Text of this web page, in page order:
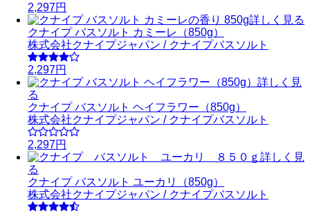
2,297円
詳しく見る
クナイプ バスソルト カミーレ（850g）
株式会社クナイプジャパン / クナイプバスソルト
2,297円
詳しく見
る
クナイプ バスソルト ヘイフラワー（850g）
株式会社クナイプジャパン / クナイプバスソルト
2,297円
詳しく見
る
クナイプ バスソルト ユーカリ（850g）
株式会社クナイプジャパン / クナイプバスソルト